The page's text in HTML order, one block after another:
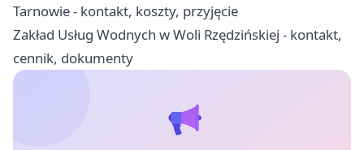
Tarnowie - kontakt, koszty, przyjęcie
Zakład Usług Wodnych w Woli Rzędzińskiej - kontakt,
cennik, dokumenty